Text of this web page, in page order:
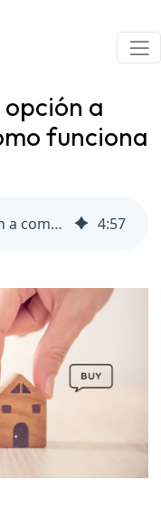
a
funciona
¿Casas de renta con opción a compra? Qué es y cómo funciona 4:57